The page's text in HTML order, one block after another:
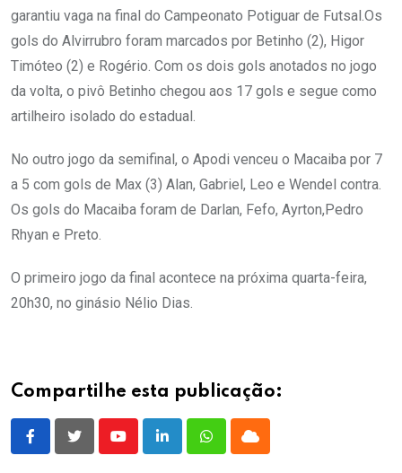
garantiu vaga na final do Campeonato Potiguar de Futsal.Os
gols do Alvirrubro foram marcados por Betinho (2), Higor
Timóteo (2) e Rogério. Com os dois gols anotados no jogo
da volta, o pivô Betinho chegou aos 17 gols e segue como
artilheiro isolado do estadual.
No outro jogo da semifinal, o Apodi venceu o Macaiba por 7
a 5 com gols de Max (3) Alan, Gabriel, Leo e Wendel contra.
Os gols do Macaiba foram de Darlan, Fefo, Ayrton,Pedro
Rhyan e Preto.
O primeiro jogo da final acontece na próxima quarta-feira,
20h30, no ginásio Nélio Dias.
Compartilhe esta publicação:
YoutubeLinkedInWhatsappCloud